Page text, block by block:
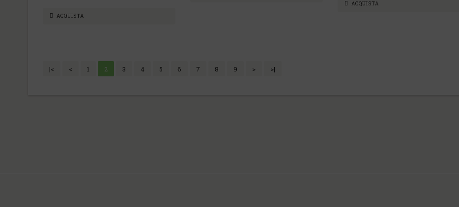
ACQUISTA
ACQUISTA
|< < 1 2 3 4 5 6 7 8 9 > >|